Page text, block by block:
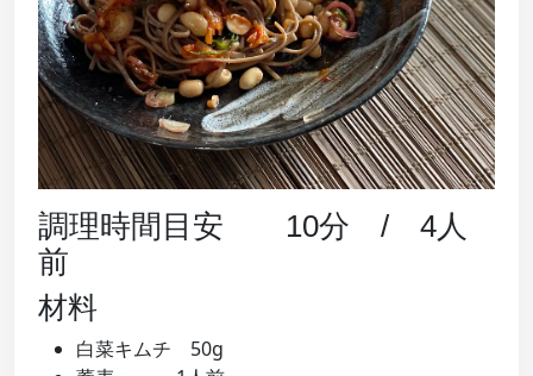
調理時間目安 10分 / 4人
前
材料
白菜キムチ 50g